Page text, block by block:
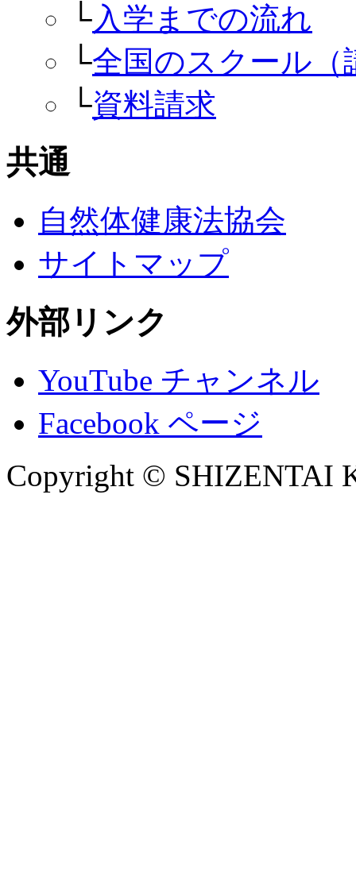
└入学までの流れ
└全国のスクール（
└資料請求
共通
自然体健康法協会
サイトマップ
外部リンク
YouTube チャンネル
Facebook ページ
Copyright © SHIZENTAI